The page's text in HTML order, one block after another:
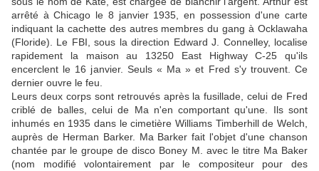
arrêté à Chicago le 8 janvier 1935, en possession d'une carte
indiquant la cachette des autres membres du gang à Ocklawaha
(Floride). Le FBI, sous la direction Edward J. Connelley, localise
rapidement la maison au 13250 East Highway C-25 qu'ils
encerclent le 16 janvier. Seuls « Ma » et Fred s'y trouvent. Ce
dernier ouvre le feu.
Leurs deux corps sont retrouvés après la fusillade, celui de Fred
criblé de balles, celui de Ma n'en comportant qu'une. Ils sont
inhumés en 1935 dans le cimetière Williams Timberhill de Welch,
auprès de Herman Barker. Ma Barker fait l'objet d'une chanson
chantée par le groupe de disco Boney M. avec le titre Ma Baker
(nom modifié volontairement par le compositeur pour des